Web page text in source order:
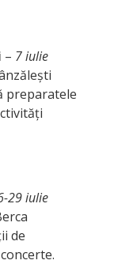
– 7 iulie
preparatele
29 iulie
de